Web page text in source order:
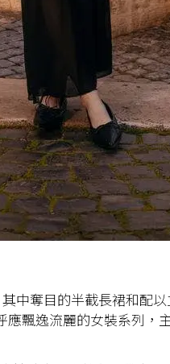
中奪目的半截長裙和配
飄逸流麗的女裝系列，